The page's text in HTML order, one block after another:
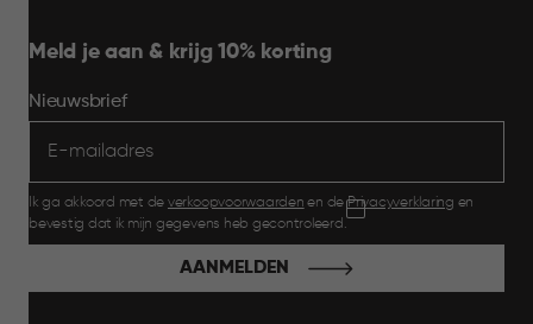
Meld je aan & krijg 10% korting
Nieuwsbrief
Ik ga akkoord met de verkoopvoorwaarden en dePrivacyverklaring en
bevestig dat ik mijn gegevens heb gecontroleerd.
AANMELDEN